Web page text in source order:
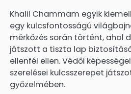
Khalil Chammam egyik
egy kulcsfontosságú
mérkőzés során történt, ahol
játszott a tiszta lap
ellenfél ellen. Védői
szerelései kulcsszerepet
győzelmében.